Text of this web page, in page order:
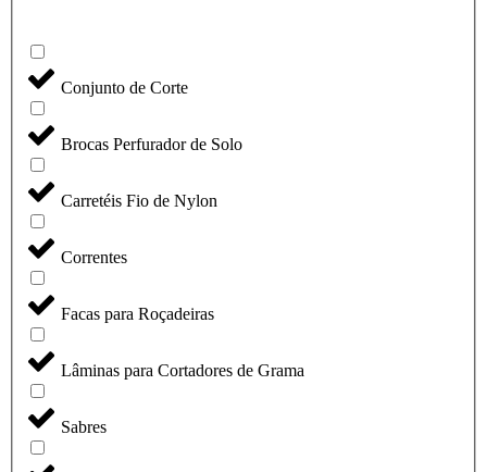
Conjunto de Corte
Brocas Perfurador de Solo
Carretéis Fio de Nylon
Correntes
Facas para Roçadeiras
Lâminas para Cortadores de Grama
Sabres